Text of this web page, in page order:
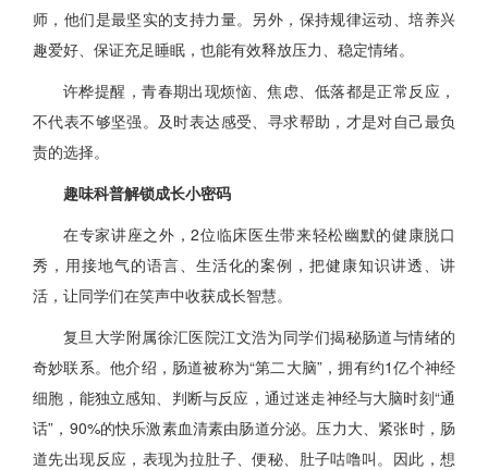
师，他们是最坚实的支持力量。另外，保持规律运动、培养兴
趣爱好、保证充足睡眠，也能有效释放压力、稳定情绪。
许桦提醒，青春期出现烦恼、焦虑、低落都是正常反应，
不代表不够坚强。及时表达感受、寻求帮助，才是对自己最负
责的选择。
趣味科普解锁成长小密码
在专家讲座之外，2位临床医生带来轻松幽默的健康脱口
秀，用接地气的语言、生活化的案例，把健康知识讲透、讲
活，让同学们在笑声中收获成长智慧。
复旦大学附属徐汇医院江文浩为同学们揭秘肠道与情绪的
奇妙联系。他介绍，肠道被称为“第二大脑”，拥有约1亿个神经
细胞，能独立感知、判断与反应，通过迷走神经与大脑时刻“通
话”，90%的快乐激素血清素由肠道分泌。压力大、紧张时，肠
道先出现反应，表现为拉肚子、便秘、肚子咕噜叫。因此，想